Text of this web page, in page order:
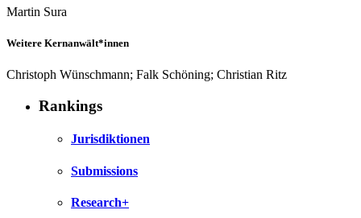
Martin Sura
Weitere Kernanwält*innen
Christoph Wünschmann; Falk Schöning; Christian Ritz
Rankings
Jurisdiktionen
Submissions
Research+